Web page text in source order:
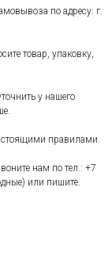
по адресу: г.
товар, упаковку,
у нашего
правилами.
нам по тел.: +7
или пишите.